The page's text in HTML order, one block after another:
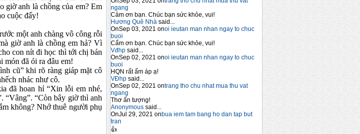
ngang
Cảm ơn bạn. Chúc bạn sức khỏe, vui!
Hương Quê Nhà said...
OnSep 03, 2021 onoi ieutan man nhan ngay to chuc
buoi
Cẩm ơn bạn. Chúc bạn sức khỏe, vui!
Vđhp said...
OnSep 02, 2021 onoi ieutan man nhan ngay to chuc
buoi
HQN rất ấm áp ạ!
VĐhp said...
OnSep 02, 2021 ontrang tho chu nhat mua thu vat
ngang
Thơ ấn tượng!
Anonymous said...
OnJul 29, 2021 onbua iem tam bang ho dan tap but
tran
👍
giờ anh là chồng của em? Em
cuộc đấy!
một anh chàng vô công rỗi
giờ anh là chồng em hả? Vì
con nít đi học thì tới chị bán
món đã ói ra đâu em!
cũ” khi rõ ràng giáp mặt cô
nhác như cô.
đã hoan hỉ “Xin lỗi em nhé,
“Vâng”. “Còn bây giờ thì anh
không? Nhớ thuê người phụ